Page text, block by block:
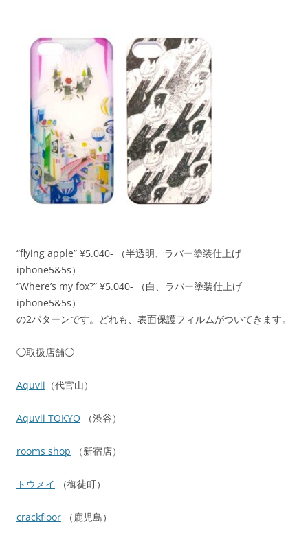
“flying apple” ¥5.040- （半透明、ラバー塗装仕上げ
iphone5&5s）
“Where’s my fox?” ¥5.040- （白、ラバー塗装仕上げ
iphone5&5s）
の2パターンです。どれも、表面保護フィルムがついてきます。
◯取扱店舗◯
Aquvii （代官山）
Aquvii TOKYO （渋谷）
rooms shop （新宿店）
トウメイ （御徒町）
crackfloor （鹿児島）